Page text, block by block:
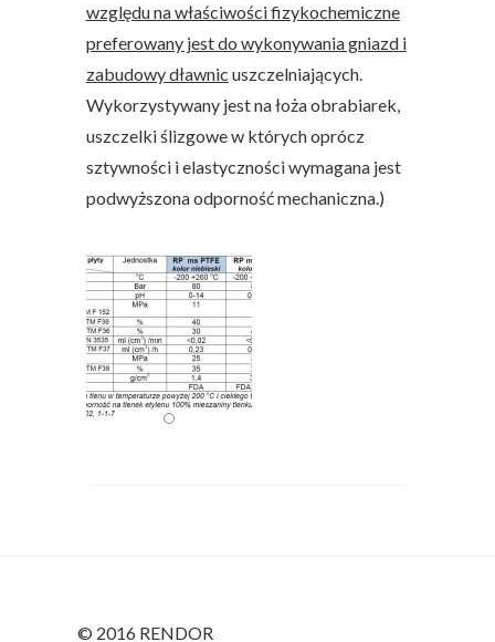
względu na właściwości fizykochemiczne
preferowany jest do wykonywania gniazd i
zabudowy dławnic uszczelniających.
Wykorzystywany jest na łoża obrabiarek,
uszczelki ślizgowe w których oprócz
sztywności i elastyczności wymagana jest
podwyższona odporność mechaniczna.)
© 2016 RENDOR